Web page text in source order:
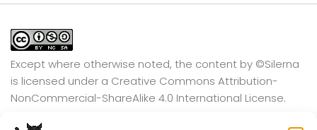
Except where otherwise noted, the content by ©Silerna
is licensed under a Creative Commons Attribution-
NonCommercial-ShareAlike 4.0 International License.